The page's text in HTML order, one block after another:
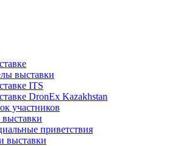
выставки
ITS
DronEx Kazakhstan
участников
приветствия
выставки